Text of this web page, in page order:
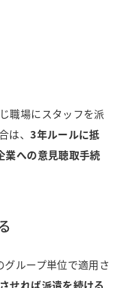
職場にスタッフを派
は、3年ルールに抵
業への意見聴取手続
ループ単位で適用さ
せれば派遣を続ける